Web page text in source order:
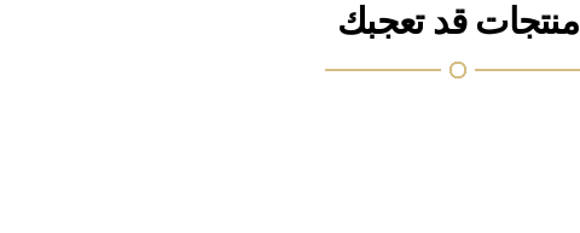
منتجات قد تعجبك